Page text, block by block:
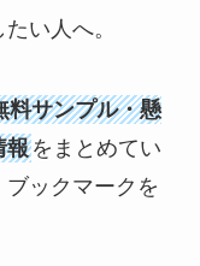
い人へ。
料サンプル・懸
報をまとめてい
ックマークを